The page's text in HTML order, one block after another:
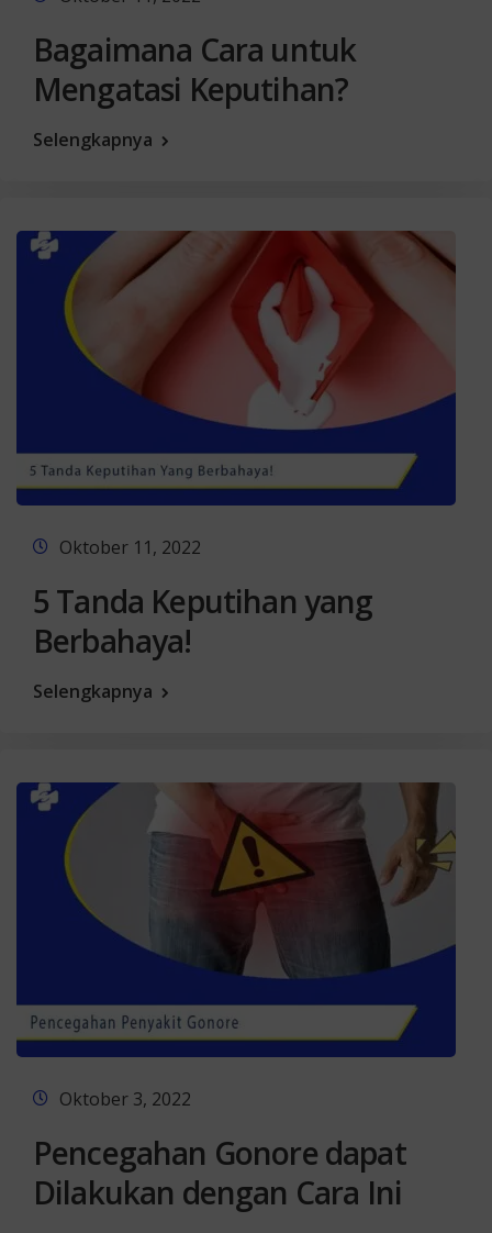
Bagaimana Cara untuk
Mengatasi Keputihan?
Selengkapnya
Oktober 11, 2022
5 Tanda Keputihan yang
Berbahaya!
Selengkapnya
Oktober 3, 2022
Pencegahan Gonore dapat
Dilakukan dengan Cara Ini